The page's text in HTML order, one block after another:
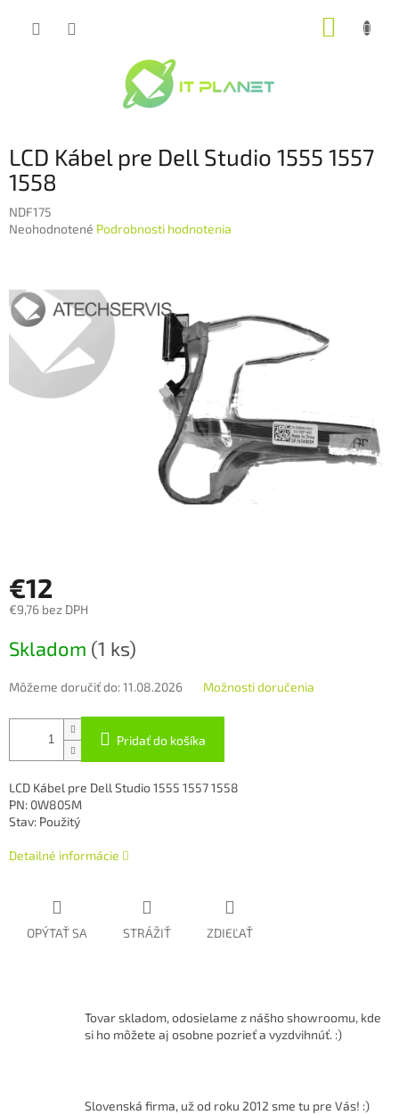
LCD Kábel pre Dell Studio 1555 1557
1558
NDF175
Priemerné
0,0
z
hviezdičiek.
Neohodnotené Podrobnosti hodnotenia
€12
€9,76 bez DPH
cena:
Skladom (1 ks)
Môžeme doručiť do:11.08.2026 Možnosti doručenia
Pridať do košíka
LCD Kábel pre Dell Studio 1555 1557 1558
PN: 0W805M
Stav: Použitý
Detailné informácie
OPÝTAŤ SA STRÁŽIŤ ZDIEĽAŤ
Tovar skladom, odosielame z nášho showroomu, kde
si ho môžete aj osobne pozrieť a vyzdvihnúť. :)
Slovenská firma, už od roku 2012 sme tu pre Vás! :)